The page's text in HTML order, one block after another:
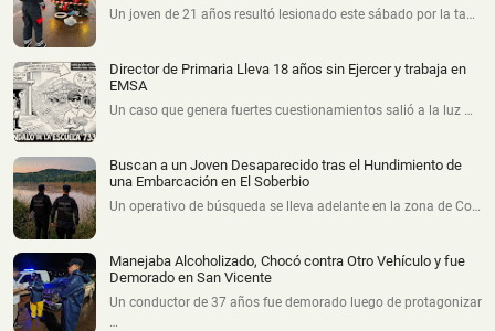
Un joven de 21 años resultó lesionado este sábado por la ta…
Director de Primaria Lleva 18 años sin Ejercer y trabaja en
EMSA
Un caso que genera fuertes cuestionamientos salió a la luz …
Buscan a un Joven Desaparecido tras el Hundimiento de
una Embarcación en El Soberbio
Un operativo de búsqueda se lleva adelante en la zona de Co…
Manejaba Alcoholizado, Chocó contra Otro Vehículo y fue
Demorado en San Vicente
Un conductor de 37 años fue demorado luego de protagonizar
…